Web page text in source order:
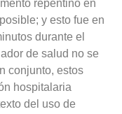
repentino en
y esto fue en
durante el
de salud no se
conjunto, estos
hospitalaria
del uso de